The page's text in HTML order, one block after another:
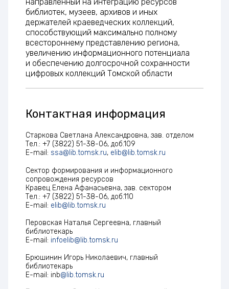
направленный на интеграцию ресурсов
библиотек, музеев, архивов и иных
держателей краеведческих коллекций,
способствующий максимально полному
всестороннему представлению региона,
увеличению информационного потенциала
и обеспечению долгосрочной сохранности
цифровых коллекций Томской области
Контактная информация
Старкова Светлана Александровна, зав. отделом
Тел.: +7 (3822) 51-38-06, доб.109
E-mail: ssa@lib.tomsk.ru, elib@lib.tomsk.ru
Сектор формирования и информационного
сопровождения ресурсов
Кравец Елена Афанасьевна, зав. сектором
Тел.: +7 (3822) 51-38-06, доб.110
E-mail: elib@lib.tomsk.ru
Перовская Наталья Сергеевна, главный
библиотекарь
E-mail: infoelib@lib.tomsk.ru
Брюшинин Игорь Николаевич, главный
библиотекарь
E-mail: inb@lib.tomsk.ru